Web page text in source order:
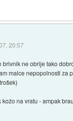
20:57
brivnik ne obrije tako
malce nepopolnosti za
na vratu - ampak